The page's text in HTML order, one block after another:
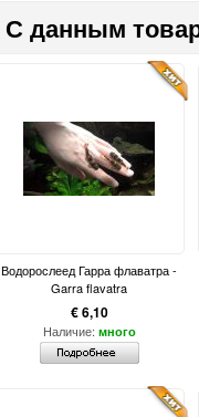
С данным
Водорослеед Гарра флаватра -
Garra flavatra
€ 6,10
Наличие: много